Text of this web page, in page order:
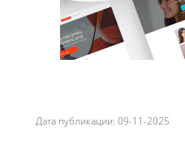
Дата публикации: 09-11-2025